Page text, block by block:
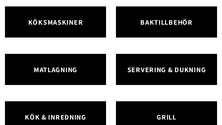
KÖKSMASKINER BAKTILLBEHÖR
MATLAGNING SERVERING & DUKNING
KÖK & INREDNING GRILL